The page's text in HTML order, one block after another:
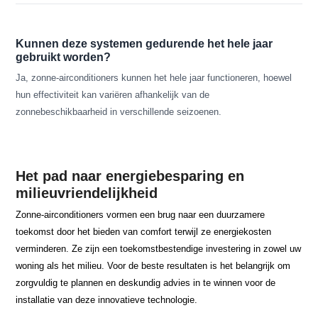
Kunnen deze systemen gedurende het hele jaar
gebruikt worden?
Ja, zonne-airconditioners kunnen het hele jaar functioneren, hoewel
hun effectiviteit kan variëren afhankelijk van de
zonnebeschikbaarheid in verschillende seizoenen.
Het pad naar energiebesparing en
milieuvriendelijkheid
Zonne-airconditioners vormen een brug naar een duurzamere
toekomst door het bieden van comfort terwijl ze energiekosten
verminderen. Ze zijn een toekomstbestendige investering in zowel uw
woning als het milieu. Voor de beste resultaten is het belangrijk om
zorgvuldig te plannen en deskundig advies in te winnen voor de
installatie van deze innovatieve technologie.